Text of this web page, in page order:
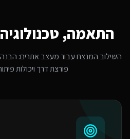
התאמה, טכנולוגיה
השילוב המנצח עבורמעצב אתרים:
פורצת דרך ויכולות